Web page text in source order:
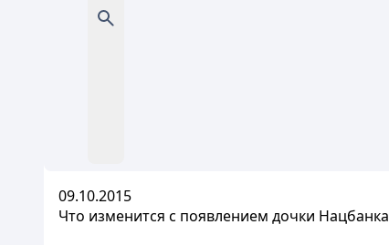
09.10.2015
Что изменится с появлением дочки Нацбанка